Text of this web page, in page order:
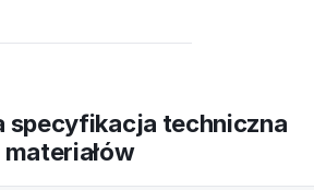
specyfikacja techniczna
materiałów